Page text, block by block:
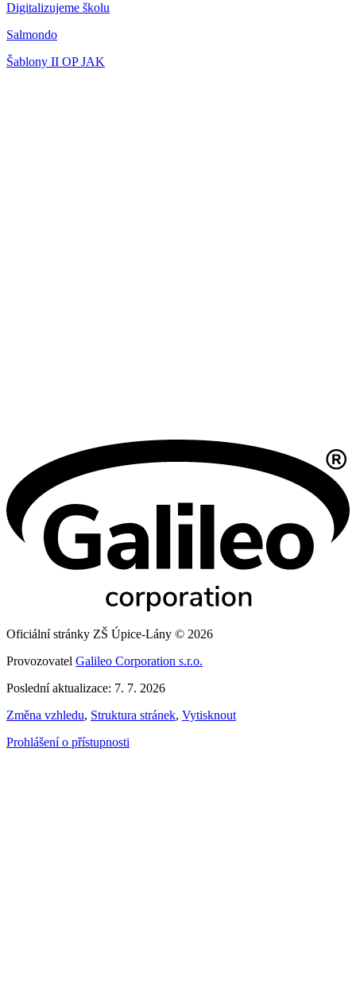
Digitalizujeme školu
Salmondo
Šablony II OP JAK
Oficiální stránky ZŠ Úpice-Lány © 2026
Provozovatel Galileo Corporation s.r.o.
Poslední aktualizace: 7. 7. 2026
Změna vzhledu, Struktura stránek, Vytisknout
Prohlášení o přístupnosti